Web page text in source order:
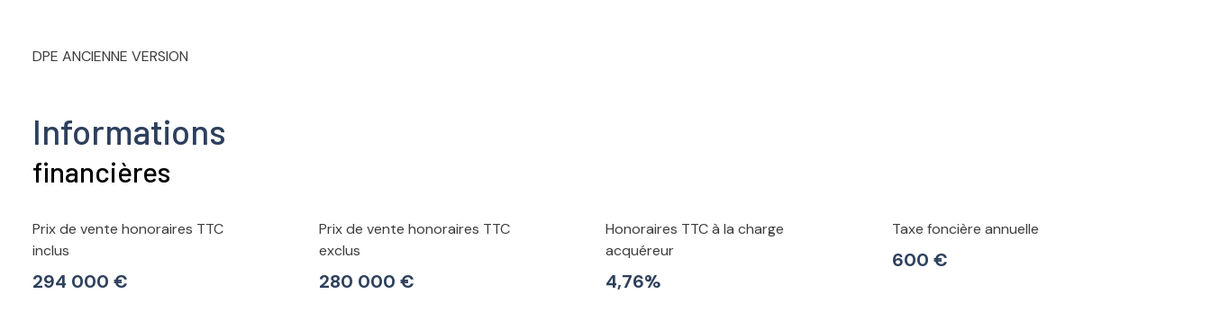
DPE ANCIENNE VERSION
Informations
financières
Prix de vente honoraires TTC
inclus
294 000 €
Prix de vente honoraires TTC
exclus
280 000 €
Honoraires TTC à la charge
acquéreur
4,76%
Taxe foncière annuelle
600 €